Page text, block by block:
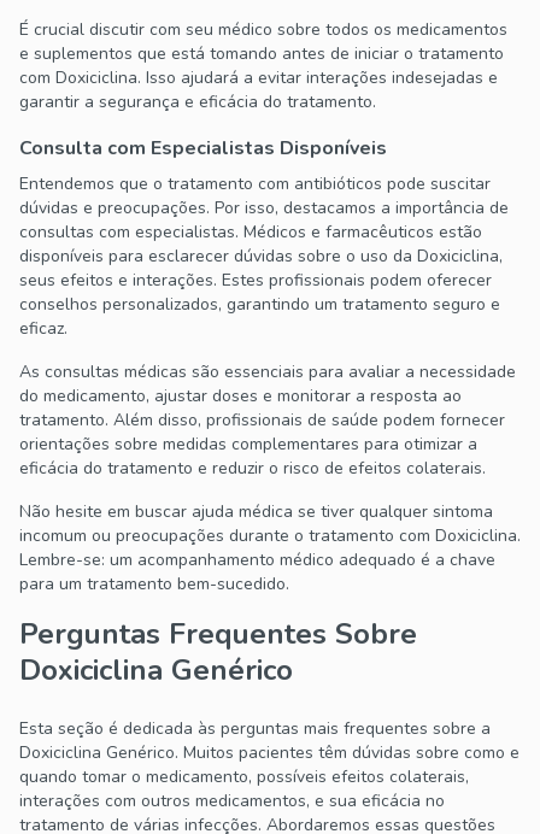
É crucial discutir com seu médico sobre todos os medicamentos
e suplementos que está tomando antes de iniciar o tratamento
com Doxiciclina. Isso ajudará a evitar interações indesejadas e
garantir a segurança e eficácia do tratamento.
Consulta com Especialistas Disponíveis
Entendemos que o tratamento com antibióticos pode suscitar
dúvidas e preocupações. Por isso, destacamos a importância de
consultas com especialistas. Médicos e farmacêuticos estão
disponíveis para esclarecer dúvidas sobre o uso da Doxiciclina,
seus efeitos e interações. Estes profissionais podem oferecer
conselhos personalizados, garantindo um tratamento seguro e
eficaz.
As consultas médicas são essenciais para avaliar a necessidade
do medicamento, ajustar doses e monitorar a resposta ao
tratamento. Além disso, profissionais de saúde podem fornecer
orientações sobre medidas complementares para otimizar a
eficácia do tratamento e reduzir o risco de efeitos colaterais.
Não hesite em buscar ajuda médica se tiver qualquer sintoma
incomum ou preocupações durante o tratamento com Doxiciclina.
Lembre-se: um acompanhamento médico adequado é a chave
para um tratamento bem-sucedido.
Perguntas Frequentes Sobre
Doxiciclina Genérico
Esta seção é dedicada às perguntas mais frequentes sobre a
Doxiciclina Genérico. Muitos pacientes têm dúvidas sobre como e
quando tomar o medicamento, possíveis efeitos colaterais,
interações com outros medicamentos, e sua eficácia no
tratamento de várias infecções. Abordaremos essas questões